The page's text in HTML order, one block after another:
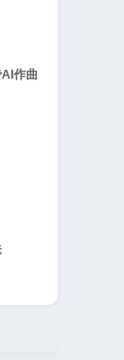
作曲